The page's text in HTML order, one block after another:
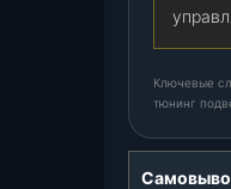
Ключевые
тюнинг